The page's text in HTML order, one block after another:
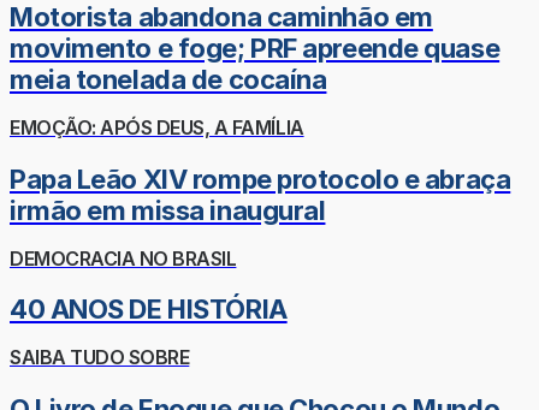
Motorista abandona caminhão em
movimento e foge; PRF apreende quase
meia tonelada de cocaína
EMOÇÃO: APÓS DEUS, A FAMÍLIA
Papa Leão XIV rompe protocolo e abraça
irmão em missa inaugural
DEMOCRACIA NO BRASIL
40 ANOS DE HISTÓRIA
SAIBA TUDO SOBRE